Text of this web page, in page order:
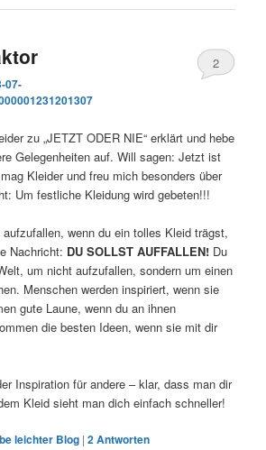
07-
2
zu „JETZT ODER NIE“ erklärt und hebe
Gelegenheiten auf. Will sagen: Jetzt ist
Kleider und freu mich besonders über
Um festliche Kleidung wird gebeten!!!
wenn du ein tolles Kleid trägst,
Nachricht: DU SOLLST AUFFALLEN! Du
um nicht aufzufallen, sondern um einen
Menschen werden inspiriert, wenn sie
gute Laune, wenn du an ihnen
die besten Ideen, wenn sie mit dir
Inspiration für andere – klar, dass man dir
Kleid sieht man dich einfach schneller!
leichter Blog |2Antworten